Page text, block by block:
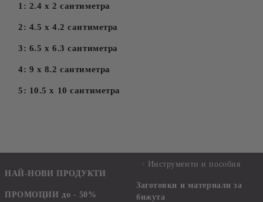
1: 2.4 x 2 сантиметра
2: 4.5 x 4.2 сантиметра
3: 6.5 x 6.3 сантиметра
4: 9 x 8.2 сантиметра
5: 10.5 x 10 сантиметра
НАЙ-НОВИ ПРОДУКТИ
ПРОМОЦИИ до - 50%
Инструменти и пособия
Заготовки и материали за
бижута